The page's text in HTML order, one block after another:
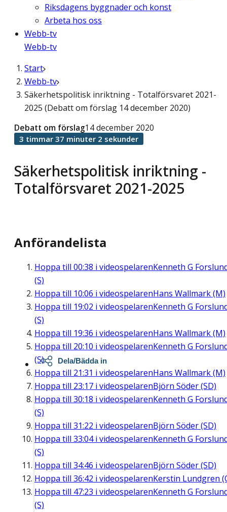
Riksdagens byggnader och konst
Arbeta hos oss
Webb-tv
Webb-tv
Start
Webb-tv
Säkerhetspolitisk inriktning - Totalförsvaret 2021-
2025 (Debatt om förslag 14 december 2020)
Säkerhetspolitisk inriktning -
Totalförsvaret 2021-2025
Debatt om förslag14 december 2020
3 timmar 37 minuter 2 sekunder
Anförandelista
Hoppa till 00:38 i videospelarenKenneth G
(S)
Hoppa till 10:06 i videospelarenHans Wallmark (M)
Hoppa till 19:02 i videospelarenKenneth G
(S)
Hoppa till 19:36 i videospelarenHans Wallmark (M)
Hoppa till 20:10 i videospelarenKenneth G
(S)
Hoppa till 21:31 i videospelarenHans Wallmark (M)
Hoppa till 23:17 i videospelarenBjörn Söder (SD)
Hoppa till 30:18 i videospelarenKenneth G
(S)
Hoppa till 31:22 i videospelarenBjörn Söder (SD)
Hoppa till 33:04i videospelarenKenneth G
(S)
Hoppa till 34:46 i videospelarenBjörn Söder (SD)
Hoppa till 36:42 i videospelarenKerstin Lundgren
Hoppa till 47:23 i videospelarenKenneth G
(S)
Dela/Bädda in